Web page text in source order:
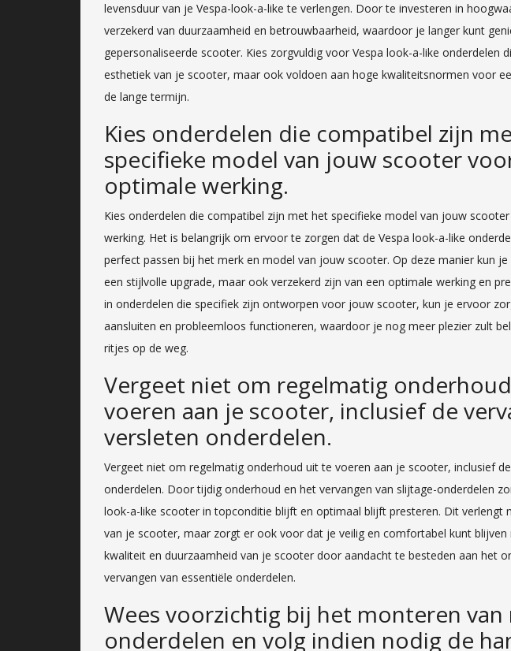
levensduur van je Vespa-look-a-like te verlengen. Door te investeren in
verzekerd van duurzaamheid en betrouwbaarheid, waardoor je langer kunt
gepersonaliseerde scooter. Kies zorgvuldig voor Vespa look-a-like onderdelen
esthetiek van je scooter, maar ook voldoen aan hoge kwaliteitsnormen voor
de lange termijn.
Kies onderdelen die compatibel zijn
specifieke model van jouw scooter
optimale werking.
Kies onderdelen die compatibel zijn met het specifieke model van jouw
werking. Het is belangrijk om ervoor te zorgen dat de Vespa look-a-like
perfect passen bij het merk en model van jouw scooter. Op deze manier kun
een stijlvolle upgrade, maar ook verzekerd zijn van een optimale werking en
in onderdelen die specifiek zijn ontworpen voor jouw scooter, kun je ervoor
aansluiten en probleemloos functioneren, waardoor je nog meer plezier zult
ritjes op de weg.
Vergeet niet om regelmatig
voeren aan je scooter, inclusief de
versleten onderdelen.
Vergeet niet om regelmatig onderhoud uit te voeren aan je scooter, inclusief
onderdelen. Door tijdig onderhoud en het vervangen van slijtage-onderdelen
look-a-like scooter in topconditie blijft en optimaal blijft presteren. Dit verlengt
van je scooter, maar zorgt er ook voor dat je veilig en comfortabel kunt blijven
kwaliteit en duurzaamheid van je scooter door aandacht te besteden aan het
vervangen van essentiële onderdelen.
Wees voorzichtig bij het monteren van
onderdelen en volg indien nodig de